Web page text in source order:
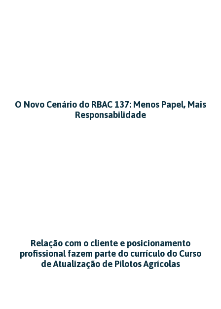
O Novo Cenário do RBAC 137: Menos Papel, Mais
Responsabilidade
Relação com o cliente e posicionamento
profissional fazem parte do currículo do Curso
de Atualização de Pilotos Agrícolas